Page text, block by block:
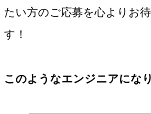
たい方のご応募を心よりお
す！
このようなエンジニアにな